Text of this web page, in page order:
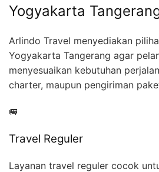
Yogyakarta
Arlindo Travel menyediakan
Yogyakarta Tangerang agar
menyesuaikan kebutuhan
charter, maupun pengiriman
🚐
Travel Reguler
Layanan travel reguler cocok